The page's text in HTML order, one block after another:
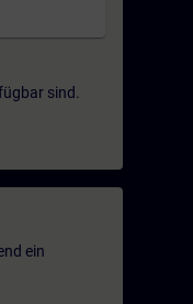
sind.
ein